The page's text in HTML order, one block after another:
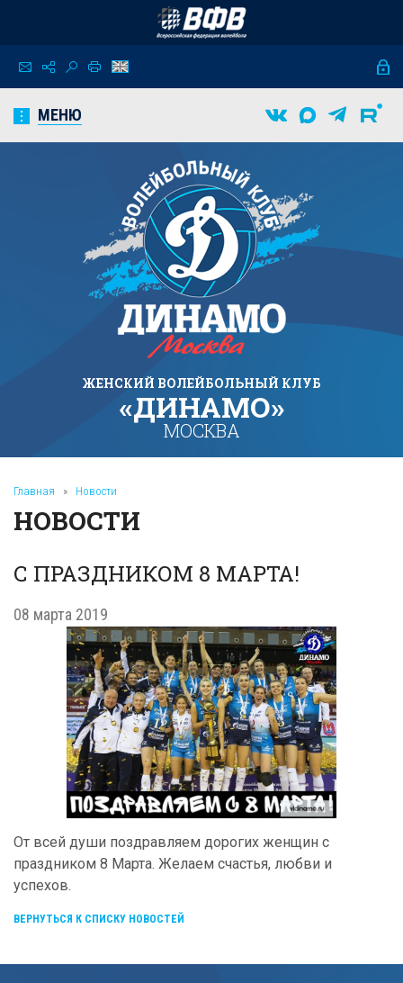
МЕНЮ
ЖЕНСКИЙ ВОЛЕЙБОЛЬНЫЙ КЛУБ
«ДИНАМО»
МОСКВА
Главная » Новости
НОВОСТИ
С ПРАЗДНИКОМ 8 МАРТА!
08 марта 2019
От всей души поздравляем дорогих женщин с
праздником 8 Марта. Желаем счастья, любви и
успехов.
ВЕРНУТЬСЯ К СПИСКУ НОВОСТЕЙ